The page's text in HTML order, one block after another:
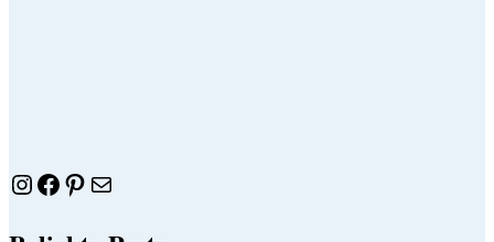
Instagram
Facebook
Pinterest
E-Mail